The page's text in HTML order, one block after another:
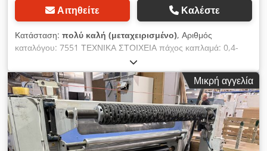
Αιτηθείτε Καλέστε
Κατάσταση: πολύ καλή (μεταχειρισμένο), Αριθμός
καταλόγου: 7551 ΤΕΧΝΙΚΑ ΣΤΟΙΧΕΙΑ πάχος καπλαμά: 0,4-
2mm πλάτος διέλευσης κάτω από το σώμα: 920mm χειρισμός
με ποδοδιακόπτη διαστάσεις τραπεζιού: 1250x340mm 2
μεταλλικοί κύλινδροι πίεσης απαίτηση αέρα: 6 bar κάτω
ελκυστικός κύλινδρος από καουτσούκ 2 λεία, μεταλλικά
ελκυστικά ρολά κινητήρας: 0,55kW διαστάσεις Μ/Π/Υ:
1400x550x1500mm βάρος: 205kg – γερμανικής κατασκευής –
αβαφή – τεκμηρίωση DTR – πολύ καλή κατάσταση –
μεταχειρισμένη συρραπτική μηχανή Τιμή χωρίς ΦΠΑ: 6900 PLN
Μικρή αγγελία